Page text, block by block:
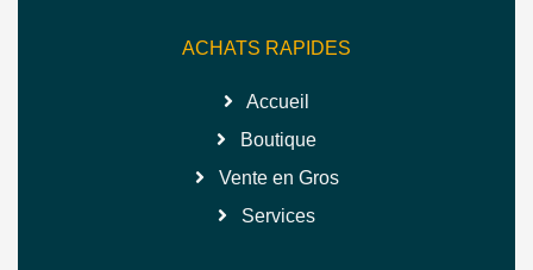
ACHATS RAPIDES
Accueil
Boutique
Vente en Gros
Services